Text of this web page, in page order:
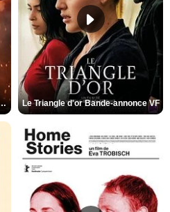
annonce VO STFR Le Triangle d'or Bande-annonce VF